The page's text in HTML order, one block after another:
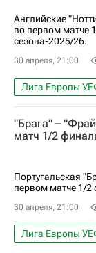
Английские
во первом матче
сезона-2025/26.
30 апреля, 21:00
Лига Европы
Ноттингем
"Брага" –
матч 1/2
Португальская
первом матче 1/
30 апреля, 21:00
Лига Европы